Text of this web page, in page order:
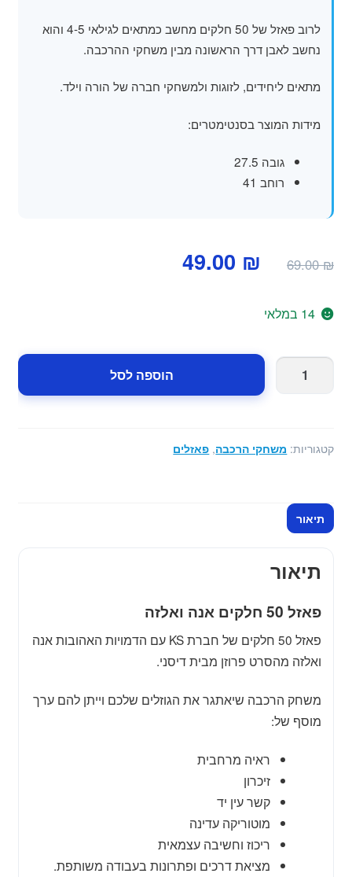
לרוב פאזל של 50 חלקים מחשב כמתאים לגילאי 4-5 והוא
נחשב לאבן דרך הראשונה מבין משחקי ההרכבה.
מתאים ליחידים, לזוגות ולמשחקי חברה של הורה וילד.
מידות המוצר בסנטימטרים:
גובה 27.5
רוחב 41
69.00₪
המחיר49.00 ₪
המחיר
14 במלאי
כמות
חלקים
-
פרוזן
הוספה לסל
קטגוריות: משחקי הרכבה, פאזלים
תיאור
תיאור
פאזל 50 חלקים אנה ואלזה
פאזל 50 חלקים של חברת KS עם הדמויות האהובות אנה
ואלזה מהסרט פרוזן מבית דיסני.
משחק הרכבה שיאתגר את הגוזלים שלכם וייתן להם ערך
מוסף של:
ראיה מרחבית
זיכרון
קשר עין יד
מוטוריקה עדינה
ריכוז וחשיבה עצמאית
מציאת דרכים ופתרונות בעבודה משותפת.